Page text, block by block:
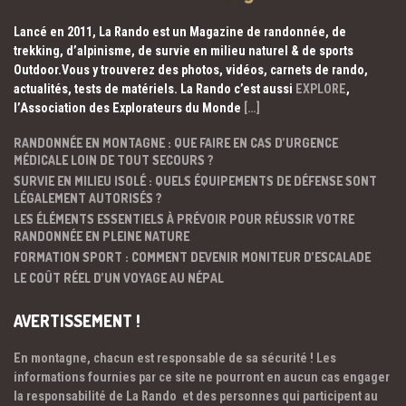
Lancé en 2011, La Rando est un Magazine de randonnée, de
trekking, d’alpinisme, de survie en milieu naturel & de sports
Outdoor.Vous y trouverez des photos, vidéos, carnets de rando,
actualités, tests de matériels. La Rando c’est aussi EXPLORE,
l’Association des Explorateurs du Monde […]
RANDONNÉE EN MONTAGNE : QUE FAIRE EN CAS D’URGENCE
MÉDICALE LOIN DE TOUT SECOURS ?
SURVIE EN MILIEU ISOLÉ : QUELS ÉQUIPEMENTS DE DÉFENSE SONT
LÉGALEMENT AUTORISÉS ?
LES ÉLÉMENTS ESSENTIELS À PRÉVOIR POUR RÉUSSIR VOTRE
RANDONNÉE EN PLEINE NATURE
FORMATION SPORT : COMMENT DEVENIR MONITEUR D’ESCALADE
LE COÛT RÉEL D’UN VOYAGE AU NÉPAL
AVERTISSEMENT !
En montagne, chacun est responsable de sa sécurité ! Les
informations fournies par ce site ne pourront en aucun cas engager
la responsabilité de La Rando et des personnes qui participent au